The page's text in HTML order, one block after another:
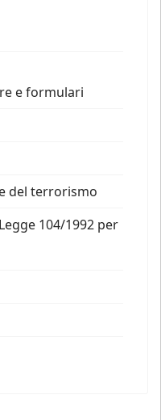
e formulari
del terrorismo
104/1992 per